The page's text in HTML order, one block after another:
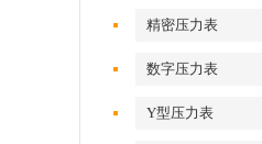
精密压力表
数字压力表
Y型压力表